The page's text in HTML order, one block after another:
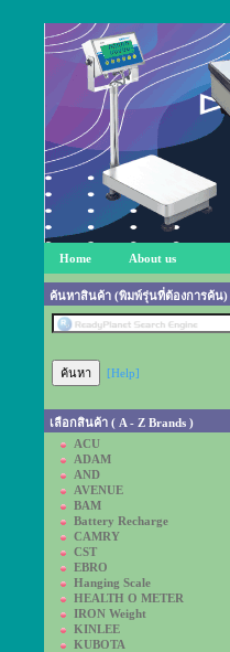
Home About us
ค้นหาสินค้า (พิมพ์รุ่นที่ต้องการค้น)
[Help]
เลือกสินค้า ( A - Z Brands )
ACU
ADAM
AND
AVENUE
BAM
Battery Recharge
CAMRY
CST
EBRO
Hanging Scale
HEALTH O METER
IRON Weight
KINLEE
KUBOTA